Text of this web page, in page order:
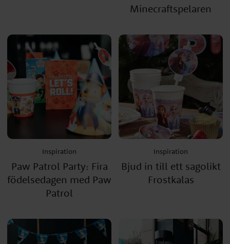
Minecraftspelaren
Inspiration
Paw Patrol Party: Fira
födelsedagen med Paw
Patrol
Inspiration
Bjud in till ett sagolikt
Frostkalas